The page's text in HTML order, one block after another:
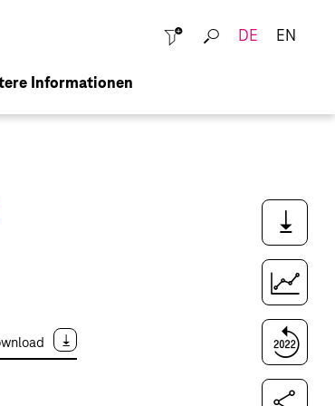
DE EN
Informationen
Downloads
Kennzahlenvergleich
Vergleich zum Vorjahr